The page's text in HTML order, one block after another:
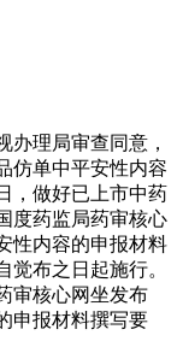
理局审查同意，
仿单中平安性内容
，做好已上市中药
度药监局药审核心
性内容的申报材料
布之日起施行。
审核心网坐发布
申报材料撰写要